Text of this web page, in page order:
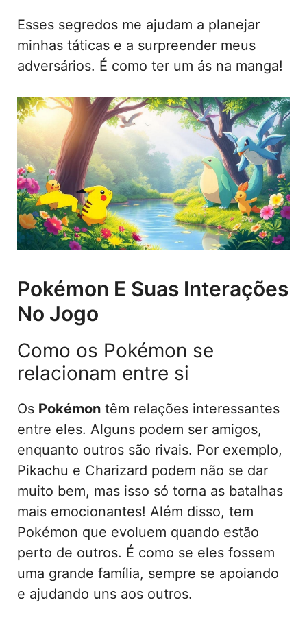
Esses segredos me ajudam a planejar
minhas táticas e a surpreender meus
adversários. É como ter um ás na manga!
Pokémon E Suas Interações
No Jogo
Como os Pokémon se
relacionam entre si
Os Pokémon têm relações interessantes
entre eles. Alguns podem ser amigos,
enquanto outros são rivais. Por exemplo,
Pikachu e Charizard podem não se dar
muito bem, mas isso só torna as batalhas
mais emocionantes! Além disso, tem
Pokémon que evoluem quando estão
perto de outros. É como se eles fossem
uma grande família, sempre se apoiando
e ajudando uns aos outros.